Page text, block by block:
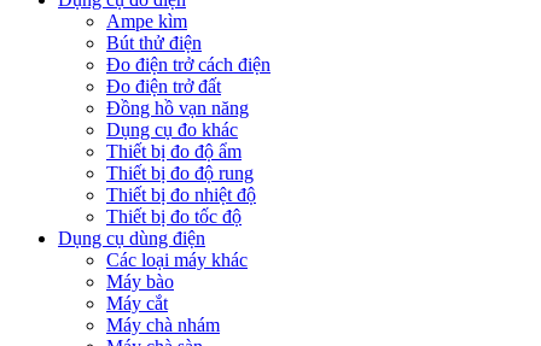
Ampe kìm
Bút thử điện
Đo điện trở cách điện
Đo điện trở đất
Đồng hồ vạn năng
Dụng cụ đo khác
Thiết bị đo độ ẩm
Thiết bị đo độ rung
Thiết bị đo nhiệt độ
Thiết bị đo tốc độ
Dụng cụ dùng điện
Các loại máy khác
Máy bào
Máy cắt
Máy chà nhám